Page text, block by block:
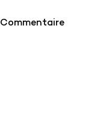
Commentaire